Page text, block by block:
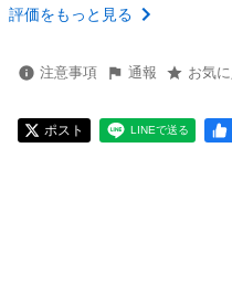
評価をもっと見る
注意事項 通報 お気
ポスト LINEで送る